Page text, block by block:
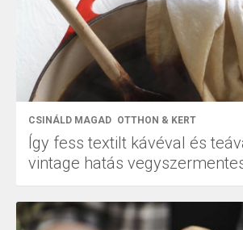
CSINÁLD MAGAD OTTHON & KERT
Így fess textilt kávéval és
vintage hatás